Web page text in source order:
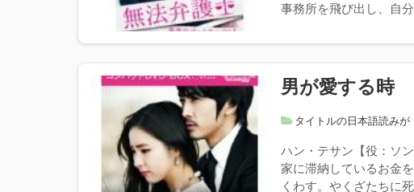
事務所を飛び出し、自
男が愛する時
タイトルの日本語読み
ハン・テサン【役：ソ
家に滞納しているお金
くわす。やくざたちに